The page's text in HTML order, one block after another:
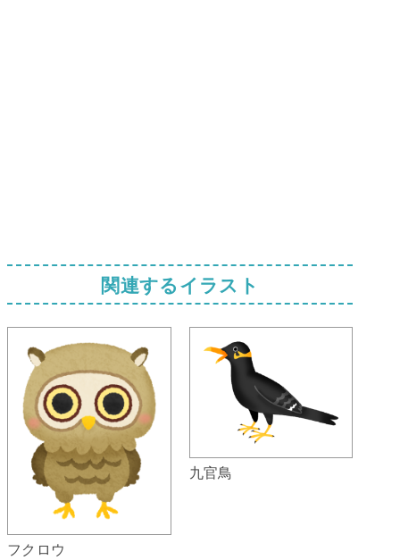
関連するイラスト
フクロウ
九官鳥